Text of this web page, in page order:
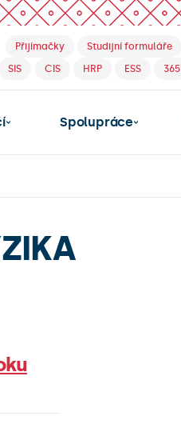
Přijímačky Studijní formuláře
SIS
CIS HRP ESS 365
Spolupráce